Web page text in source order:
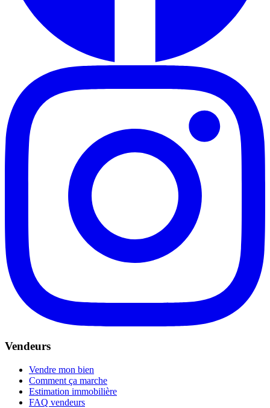
Vendeurs
Vendre mon bien
Comment ça marche
Estimation immobilière
FAQ vendeurs